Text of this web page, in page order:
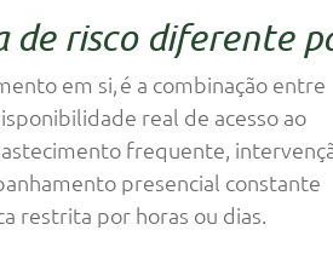
de risco diferente
em si, é a combinação entre
real de acesso ao
frequente,
presencial constante
restrita por horas ou dias.